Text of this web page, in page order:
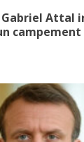
Gabriel Attal